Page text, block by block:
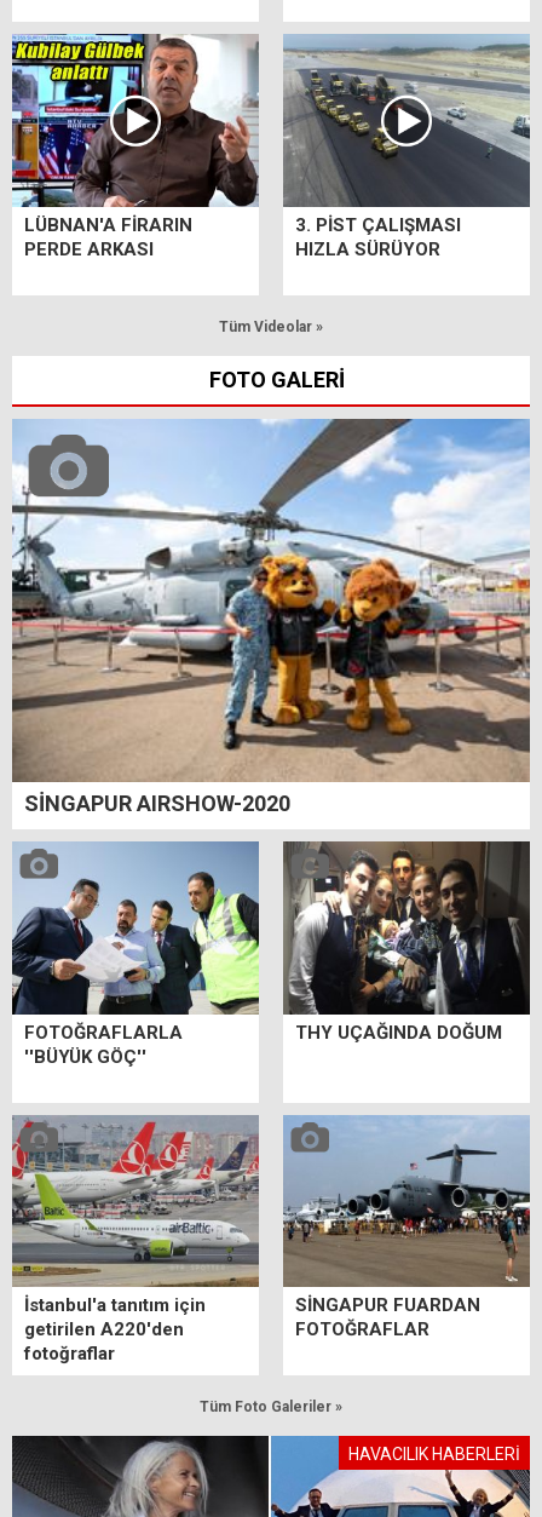
LÜBNAN'A FİRARIN
PERDE ARKASI
3. PİST ÇALIŞMASI
HIZLA SÜRÜYOR
Tüm Videolar »
FOTO GALERİ
SİNGAPUR AIRSHOW-2020
FOTOĞRAFLARLA
''BÜYÜK GÖÇ''
THY UÇAĞINDA DOĞUM
İstanbul'a tanıtım için
getirilen A220'den
fotoğraflar
SİNGAPUR FUARDAN
FOTOĞRAFLAR
Tüm Foto Galeriler »
HAVACILIK HABERLERİ